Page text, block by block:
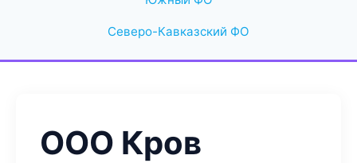
Северо-Кавказский ФО
ООО Кров